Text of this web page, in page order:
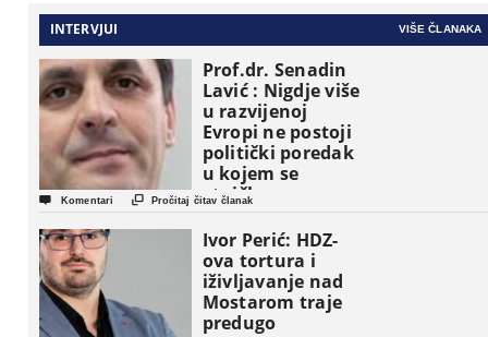
INTERVJUI VIŠE ČLANAKA
Prof.dr. Senadin
Lavić : Nigdje više
u razvijenoj
Evropi ne postoji
politički poredak
u kojem se
etničke grupe
pojavljuju kao
osnovne
političke jedinice
 Komentari  Pročitaj čitav članak
Ivor Perić: HDZ-
ova tortura i
iživljavanje nad
Mostarom traje
predugo